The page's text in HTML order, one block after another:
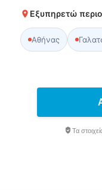
Εξυπηρετώ
Αθήνας
Τα